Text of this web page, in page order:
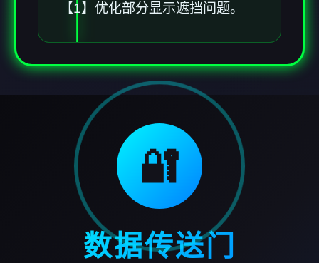
【1】优化部分显示遮挡问题。
🔐
数据传送门